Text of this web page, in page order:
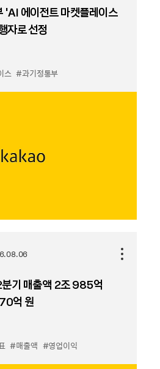
에이전트 마켓플레이스
자로 선정
스 #과기정통부
기 매출액 2조 985억
억 원
#매출액 #영업이익